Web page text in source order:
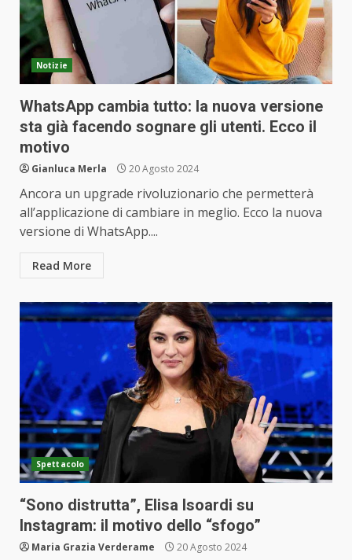
Notizie
WhatsApp cambia tutto: la nuova versione
sta già facendo sognare gli utenti. Ecco il
motivo
Gianluca Merla 20 Agosto 2024
Ancora un upgrade rivoluzionario che permetterà
all’applicazione di cambiare in meglio. Ecco la nuova
versione di WhatsApp....
Read More
Spettacolo
“Sono distrutta”, Elisa Isoardi su
Instagram: il motivo dello “sfogo”
Maria Grazia Verderame 20 Agosto 2024